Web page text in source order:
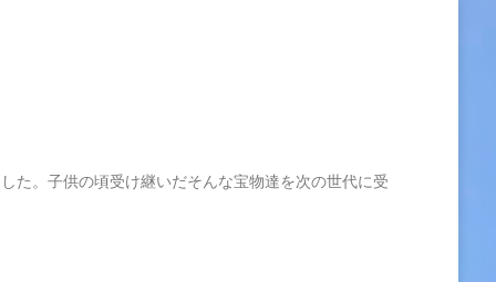
た。子供の頃受け継いだそんな宝物達を次の世代に受